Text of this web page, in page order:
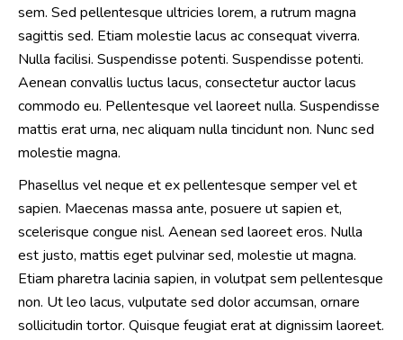
sem. Sed pellentesque ultricies lorem, a rutrum magna
sagittis sed. Etiam molestie lacus ac consequat viverra.
Nulla facilisi. Suspendisse potenti. Suspendisse potenti.
Aenean convallis luctus lacus, consectetur auctor lacus
commodo eu. Pellentesque vel laoreet nulla. Suspendisse
mattis erat urna, nec aliquam nulla tincidunt non. Nunc sed
molestie magna.
Phasellus vel neque et ex pellentesque semper vel et
sapien. Maecenas massa ante, posuere ut sapien et,
scelerisque congue nisl. Aenean sed laoreet eros. Nulla
est justo, mattis eget pulvinar sed, molestie ut magna.
Etiam pharetra lacinia sapien, in volutpat sem pellentesque
non. Ut leo lacus, vulputate sed dolor accumsan, ornare
sollicitudin tortor. Quisque feugiat erat at dignissim laoreet.